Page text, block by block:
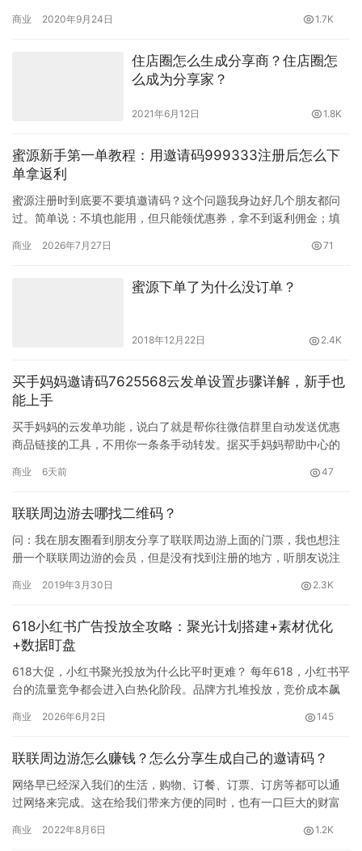
网…
商业 2020年9月24日 1.7K
住店圈怎么生成分享商？住店圈怎
么成为分享家？
2021年6月12日 1.8K
蜜源新手第一单教程：用邀请码999333注册后怎么下
单拿返利
蜜源注册时到底要不要填邀请码？这个问题我身边好几个朋友都问
过。简单说：不填也能用，但只能领优惠券，拿不到返利佣金；填
单能看到预估返利，确认收货后佣金结算到账户里。2026年7月蜜
商业 2026年7月27日 71
蜜源下单了为什么没订单？
2018年12月22日 2.4K
买手妈妈邀请码7625568云发单设置步骤详解，新手也
能上手
买手妈妈的云发单功能，说白了就是帮你往微信群里自动发送优惠
商品链接的工具，不用你一条条手动转发。据买手妈妈帮助中心的
频率自动推送商品，群成员通过链接下单，佣金算到你头上。这个
用条件，而且适不适合你取决…
商业 6天前 47
联联周边游去哪找二维码？
问：我在朋友圈看到朋友分享了联联周边游上面的门票，我也想注
册一个联联周边游的会员，但是没有找到注册的地方，听朋友说注
周边…
商业 2019年3月30日 2.3K
618小红书广告投放全攻略：聚光计划搭建+素材优化
+数据盯盘
618大促，小红书聚光投放为什么比平时更难？ 每年618，小红书平
台的流量竞争都会进入白热化阶段。品牌方扎堆投放，竞价成本飙
商业 2026年6月2日 145
联联周边游怎么赚钱？怎么分享生成自己的邀请码？
网络早已经深入我们的生活，购物、订餐、订票、订房等都可以通
过网络来完成。这在给我们带来方便的同时，也有一口巨大的财富
牌，向用…
商业 2022年8月6日 1.2K